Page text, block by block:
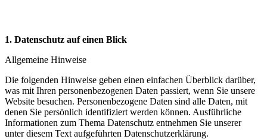
1. Datenschutz auf einen Blick
Allgemeine Hinweise
Die folgenden Hinweise geben einen einfachen Überblick darüber,
was mit Ihren personenbezogenen Daten passiert, wenn Sie unsere
Website besuchen. Personenbezogene Daten sind alle Daten, mit
denen Sie persönlich identifiziert werden können. Ausführliche
Informationen zum Thema Datenschutz entnehmen Sie unserer
unter diesem Text aufgeführten Datenschutzerklärung.